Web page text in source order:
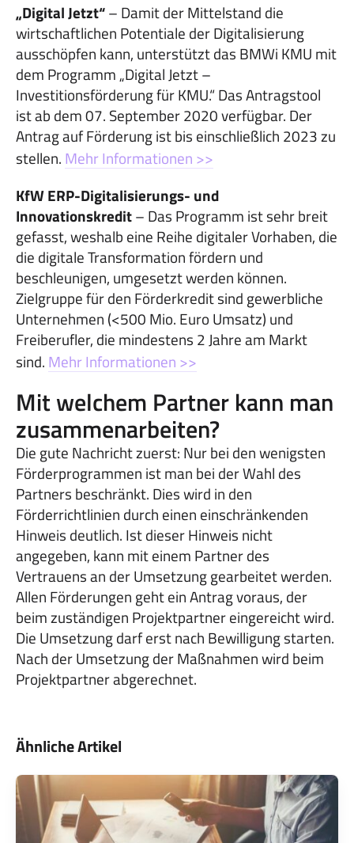
„Digital Jetzt“– Damit der Mittelstand die
wirtschaftlichen Potentiale der Digitalisierung
ausschöpfen kann, unterstützt das BMWi KMU mit
dem Programm „Digital Jetzt –
Investitionsförderung für KMU.“ Das Antragstool
ist ab dem 07. September 2020 verfügbar. Der
Antrag auf Förderung ist bis einschließlich 2023 zu
stellen. Mehr Informationen >>
KfW ERP-Digitalisierungs- und
Innovationskredit– Das Programm ist sehr breit
gefasst, weshalb eine Reihe digitaler Vorhaben, die
die digitale Transformation fördern und
beschleunigen, umgesetzt werden können.
Zielgruppe für den Förderkredit sind gewerbliche
Unternehmen (<500 Mio. Euro Umsatz) und
Freiberufler, die mindestens 2 Jahre am Markt
sind. Mehr Informationen >>
Mit welchem Partner kann man
zusammenarbeiten?
Die gute Nachricht zuerst: Nur bei den wenigsten
Förderprogrammen ist man bei der Wahl des
Partners beschränkt. Dies wird in den
Förderrichtlinien durch einen einschränkenden
Hinweis deutlich. Ist dieser Hinweis nicht
angegeben, kann mit einem Partner des
Vertrauens an der Umsetzung gearbeitet werden.
Allen Förderungen geht ein Antrag voraus, der
beim zuständigen Projektpartner eingereicht wird.
Die Umsetzung darf erst nach Bewilligung starten.
Nach der Umsetzung der Maßnahmen wird beim
Projektpartner abgerechnet.
Ähnliche Artikel